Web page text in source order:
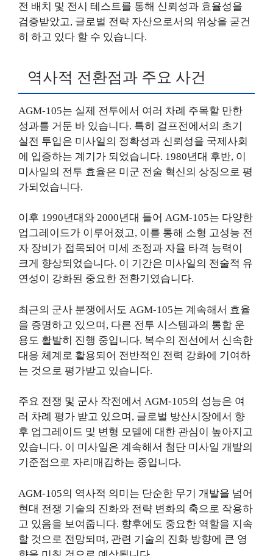
전 배치 및 전시 테스트를 통해 신뢰성과 효율성을
검증받았고, 글로벌 전략 자산으로서의 위상을 굳건
히 하고 있다 할 수 있습니다.
역사적 전환점과 주요 사건
AGM-105는 실제 전투에서 여러 차례 주목할 만한
성과를 거둔 바 있습니다. 특히 걸프전에서의 초기
실전 투입은 미사일의 정확성과 신뢰성을 국제사회
에 입증하는 계기가 되었습니다. 1980년대 후반, 이
미사일의 전투 효율은 미군 전술 혁신의 상징으로 평
가되었습니다.
이후 1990년대와 2000년대 들어 AGM-105는 다양한
업그레이드가 이루어졌고, 이를 통해 소형 고성능 전
자 장비가 접목되어 미세 조정과 자율 타격 능력이
크게 향상되었습니다. 이 기간은 미사일의 전술적 유
연성이 강화된 중요한 전환기였습니다.
최근의 군사 분쟁에서도 AGM-105는 계속해서 효율
을 증명하고 있으며, 다른 전투 시스템과의 통합 운
용도 활발히 진행 중입니다. 복수의 전선에서 신속한
대응 체계로 활용되어 전반적인 전력 강화에 기여하
는 것으로 평가받고 있습니다.
주요 전쟁 및 군사 작전에서 AGM-105의 성능은 여
러 차례 평가 받고 있으며, 글로벌 방산시장에서 향
후 업그레이드 및 변형 모델에 대한 관심이 높아지고
있습니다. 이 미사일은 계속해서 첨단 미사일 개발의
기준점으로 자리매김하는 중입니다.
AGM-105의 역사적 의미는 단순한 무기 개발을 넘어
현대 전쟁 기술의 진화와 전략 변화의 축으로 작용하
고 있음을 보여줍니다. 향후에도 중요한 역할을 지속
할 것으로 전망되며, 관련 기술의 진화 방향에 큰 영